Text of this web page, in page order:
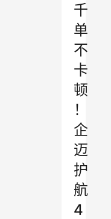
千
单
不
卡
顿
！
企
迈
护
航
4